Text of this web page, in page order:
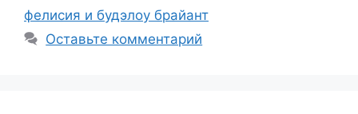
фелисия и будэлоу брайант
Оставьте комментарий